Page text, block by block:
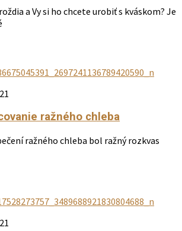
a Vy si ho chcete urobiť s kváskom? Je
ražného chleba
ražného chleba bol ražný rozkvas